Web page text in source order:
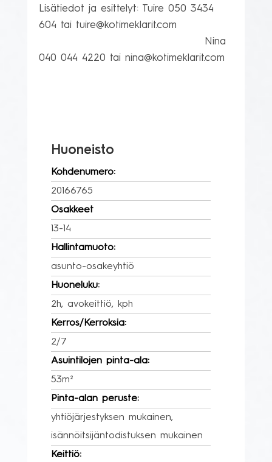
Lisätiedot ja esittelyt: Tuire 050 3434
604 tai tuire@kotimeklarit.com
040 044 4220 tai nina@kotimeklarit.com
Huoneisto
Kohdenumero:
20166765
Osakkeet
13-14
Hallintamuoto:
asunto-osakeyhtiö
Huoneluku:
2h, avokeittiö, kph
Kerros/Kerroksia:
2/7
Asuintilojen pinta-ala:
53m²
Pinta-alan peruste:
yhtiöjärjestyksen mukainen,
isännöitsijäntodistuksen mukainen
Keittiö: